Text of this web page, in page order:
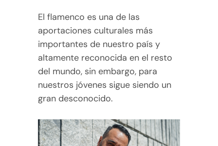
El flamenco es una de las
aportaciones culturales más
importantes de nuestro país y
altamente reconocida en el resto
del mundo, sin embargo, para
nuestros jóvenes sigue siendo un
gran desconocido.